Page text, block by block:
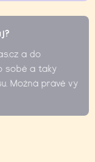
a do
sobě a taky
Možná právě vy